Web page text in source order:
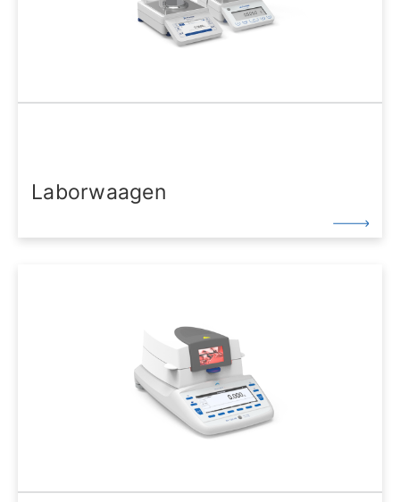
Laborwaagen
Unsere hochwertigen Halbmikro-, Analysen- und
Qualitätssicherung finden Sie hier.